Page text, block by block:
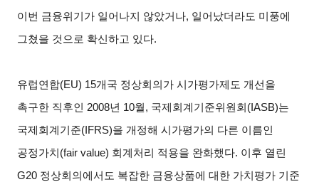
이번 금융위기가 일어나지 않았거나, 일어났더라도 미풍에
그쳤을 것으로 확신하고 있다.
유럽연합(EU) 15개국 정상회의가 시가평가제도 개선을
촉구한 직후인 2008년 10월, 국제회계기준위원회(IASB)는
국제회계기준(IFRS)을 개정해 시가평가의 다른 이름인
공정가치(fair value) 회계처리 적용을 완화했다. 이후 열린
G20 정상회의에서도 복잡한 금융상품에 대한 가치평가 기준